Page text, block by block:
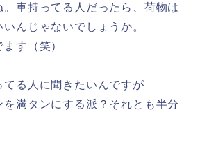
。車持ってる人だったら、荷物は
んじゃないでしょうか。
す（笑）
てる人に聞きたいんですが
満タンにする派？それとも半分